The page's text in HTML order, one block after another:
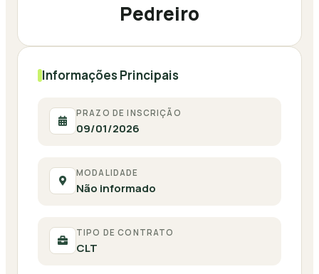
Pedreiro
Informações Principais
PRAZO DE INSCRIÇÃO
09/01/2026
MODALIDADE
Não informado
TIPO DE CONTRATO
CLT